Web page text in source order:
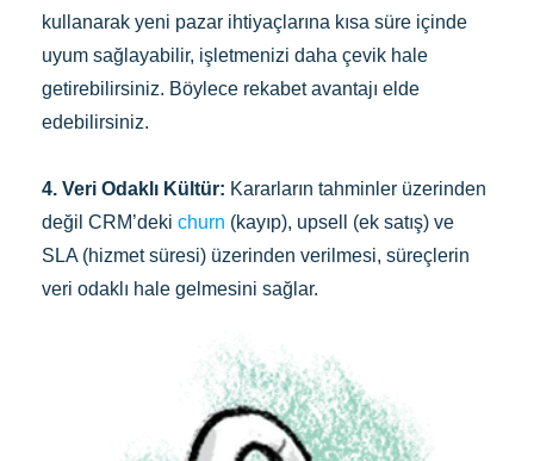
kullanarak yeni pazar ihtiyaçlarına kısa süre içinde
uyum sağlayabilir, işletmenizi daha çevik hale
getirebilirsiniz. Böylece rekabet avantajı elde
edebilirsiniz.
4. Veri Odaklı Kültür: Kararların tahminler üzerinden
değil CRM’deki churn (kayıp), upsell (ek satış) ve
SLA (hizmet süresi) üzerinden verilmesi, süreçlerin
veri odaklı hale gelmesini sağlar.